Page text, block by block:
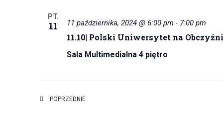
PT.
11
11.10| Polski Uniwersytet na
11 października, 2024 @ 6:00 pm - 7:00 pm
Sala Multimedialna 4 piętro
POPRZEDNIEWYDARZENIA